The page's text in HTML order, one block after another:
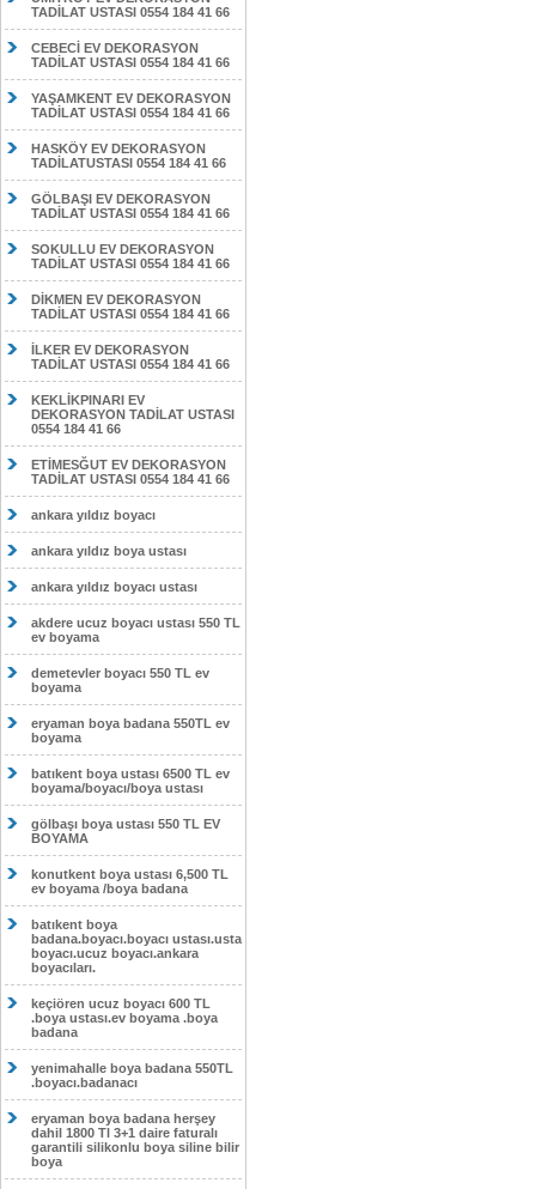
TADİLAT USTASI 0554 184 41 66
CEBECİ EV DEKORASYON
TADİLAT USTASI 0554 184 41 66
YAŞAMKENT EV DEKORASYON
TADİLAT USTASI 0554 184 41 66
HASKÖY EV DEKORASYON
TADİLATUSTASI 0554 184 41 66
GÖLBAŞI EV DEKORASYON
TADİLAT USTASI 0554 184 41 66
SOKULLU EV DEKORASYON
TADİLAT USTASI 0554 184 41 66
DİKMEN EV DEKORASYON
TADİLAT USTASI 0554 184 41 66
İLKER EV DEKORASYON
TADİLAT USTASI 0554 184 41 66
KEKLİKPINARI EV
DEKORASYON TADİLAT USTASI
0554 184 41 66
ETİMESĞUT EV DEKORASYON
TADİLAT USTASI 0554 184 41 66
ankara yıldız boyacı
ankara yıldız boya ustası
ankara yıldız boyacı ustası
akdere ucuz boyacı ustası 550 TL
ev boyama
demetevler boyacı 550 TL ev
boyama
eryaman boya badana 550TL ev
boyama
batıkent boya ustası 6500 TL ev
boyama/boyacı/boya ustası
gölbaşı boya ustası 550 TL EV
BOYAMA
konutkent boya ustası 6,500 TL
ev boyama /boya badana
batıkent boya
badana.boyacı.boyacı ustası.usta
boyacı.ucuz boyacı.ankara
boyacıları.
keçiören ucuz boyacı 600 TL
.boya ustası.ev boyama .boya
badana
yenimahalle boya badana 550TL
.boyacı.badanacı
eryaman boya badana herşey
dahil 1800 Tl 3+1 daire faturalı
garantili silikonlu boya siline bilir
boya